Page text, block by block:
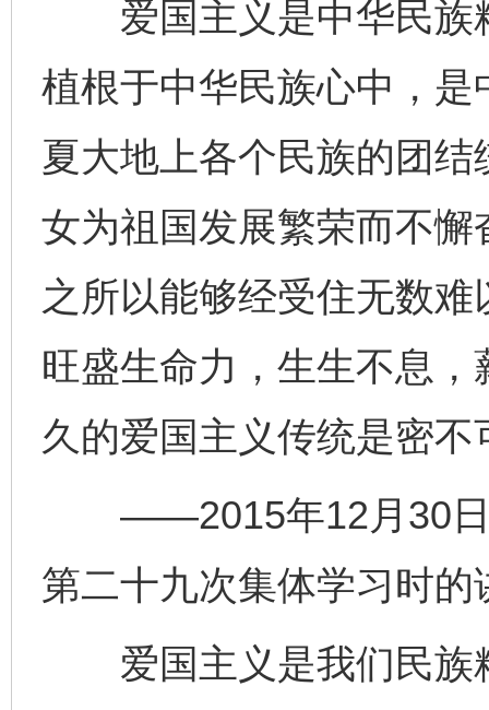
爱国主义是中华民族
植根于中华民族心中，
夏大地上各个民族的团
女为祖国发展繁荣而不
之所以能够经受住无数
旺盛生命力，生生不息
久的爱国主义传统是密不
——2015年12月30日
第二十九次集体学习时的
爱国主义是我们民族